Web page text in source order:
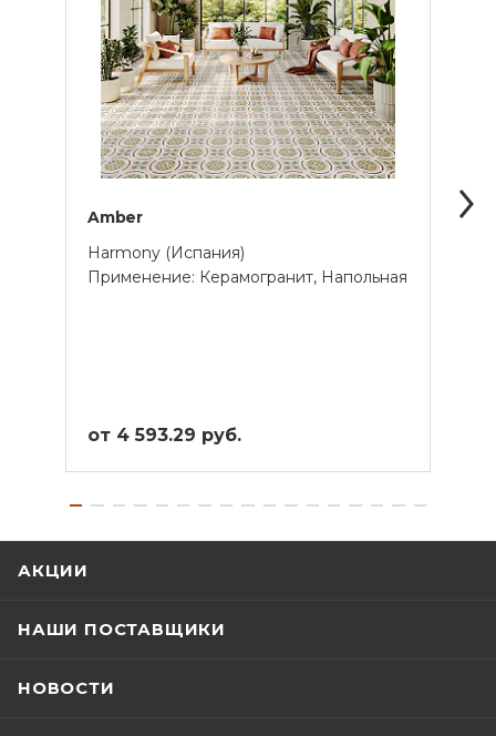
Amber
Harmony (Испания)
Применение: Керамогранит, Напольная
от 4 593.29 руб.
Bari
АКЦИИ
НАШИ ПОСТАВЩИКИ
НОВОСТИ